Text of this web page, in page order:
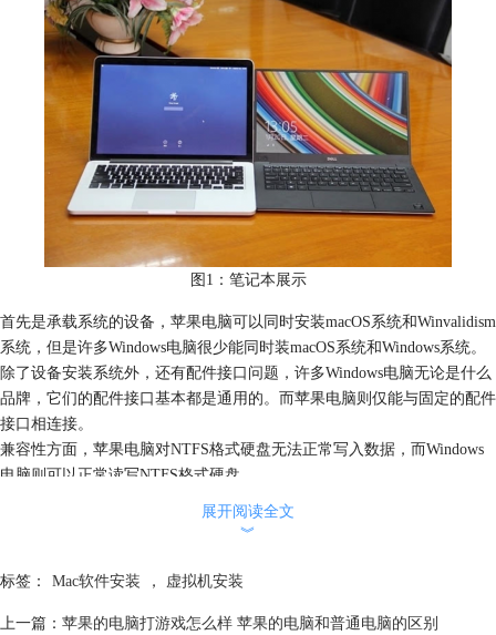
图1：笔记本展示
首先是承载系统的设备，苹果电脑可以同时安装macOS系统和Winvalidism
系统，但是许多Windows电脑很少能同时装macOS系统和Windows系统。
除了设备安装系统外，还有配件接口问题，许多Windows电脑无论是什么
品牌，它们的配件接口基本都是通用的。而苹果电脑则仅能与固定的配件
接口相连接。
兼容性方面，苹果电脑对NTFS格式硬盘无法正常写入数据，而Windows
电脑则可以正常读写NTFS格式硬盘。
展开阅读全文
︾
标签： Mac软件安装 ， 虚拟机安装
上一篇： 苹果的电脑打游戏怎么样 苹果的电脑和普通电脑的区别